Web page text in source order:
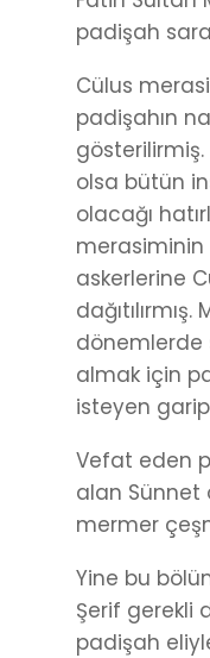
padişah
Cülus
padişahın
olsa bütün
olacağı
merasiminin
askerlerine
dönemlerde
almak için
isteyen
Vefat eden
alan Sünnet
mermer
Yine bu
Şerif gerekli
padişah